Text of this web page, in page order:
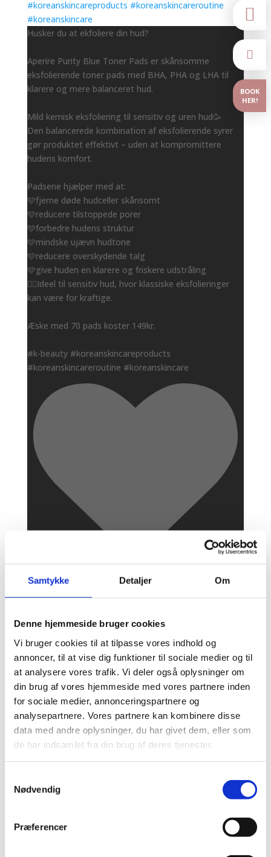
Samtykke Detaljer Om
Denne hjemmeside bruger cookies
Vi bruger cookies til at tilpasse vores indhold og
annoncer, til at vise dig funktioner til sociale medier og til
at analysere vores trafik. Vi deler også oplysninger om
din brug af vores hjemmeside med vores partnere inden
for sociale medier, annonceringspartnere og
analysepartnere. Vores partnere kan kombinere disse
data med andre oplysninger, du har givet dem, eller som
de har indsamlet fra din brug af deres tjenester.
Nødvendig
Præferencer
Husker du at ekfoliere din hud?
Aperire Purity Blue Toner Pads er skånsomme
eksfolierende toner pads med BHA, PHA og LHA til
klarere og mere balanceret hud.
Mild kemisk eksfoliering til sensitiv og uren hud🥳
Den balancerede kombination af eksfolierende syrer
gør produktet effektivt – uden at kompromittere
hudens komfort.
Padsene hjælper med at:
🩵fjerne døde hudceller skånsomt
🩵reducere tilstoppede porer
🩵forbedre hudens struktur
🩵mindske ujævn hudtone
🩵reducere overskydende talg
🩵give huden en klarere og friskere udstråling
👌🏻Ideel til sensitiv hud, hvor klassiske eksfolieringer
kan være for kraftige.
Æske med 70 pads koster 149kr.
#k-beauty #koreanskincareproducts
#koreanskincareroutine #koreanskincare
3
1


BOOK
HER!